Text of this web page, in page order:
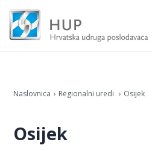
Naslovnica Regionalni uredi Osijek
Osijek